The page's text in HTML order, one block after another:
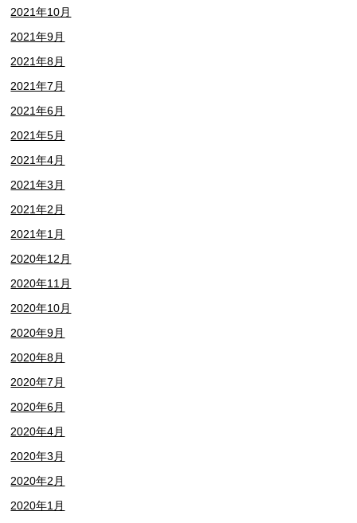
2021年10月
2021年9月
2021年8月
2021年7月
2021年6月
2021年5月
2021年4月
2021年3月
2021年2月
2021年1月
2020年12月
2020年11月
2020年10月
2020年9月
2020年8月
2020年7月
2020年6月
2020年4月
2020年3月
2020年2月
2020年1月